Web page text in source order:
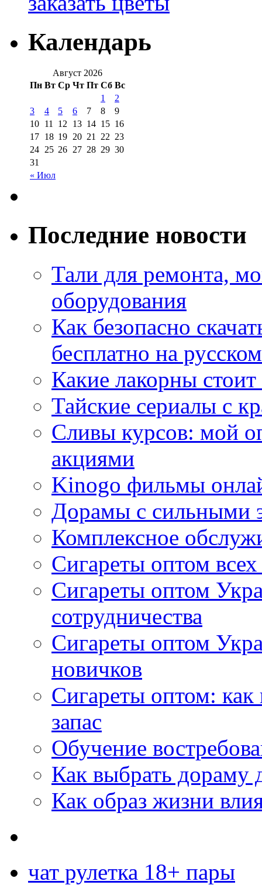
Календарь
Август 2026
Пн Вт Ср Чт Пт Сб Вс
« Июл
1
2
3
4 5 6 7 8
9
10 11 12 13 14 15 16
17 18 19 20 21 22 23
24 25 26 27 28 29 30
31
Последние новости
Тали для ремонта,
оборудования
Как безопасно
бесплатно на
Какие лакорны
Тайские сериалы с
Сливы курсов: мой
акциями
Kinogo фильмы
Дорамы с сильными
Комплексное
Сигареты оптом
Сигареты оптом
сотрудничества
Сигареты оптом
новичков
Сигареты оптом:
запас
Обучение
Как выбрать дораму
Как образ жизни
чат рулетка 18+ пары